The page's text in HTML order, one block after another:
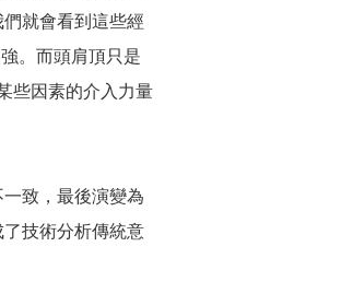
就會看到這些經
。而頭肩頂只是
些因素的介入力量
致，最後演變為
技術分析傳統意